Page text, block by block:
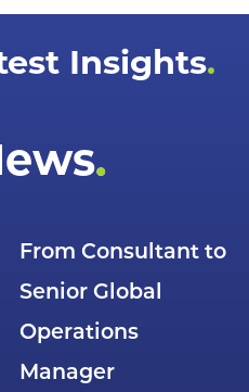
Insights
From Consultant to
Senior Global
Operations
Manager